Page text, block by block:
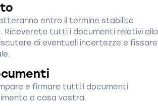
entro il termine stabilito
Riceverete tutti i documenti relativi alla
di eventuali incertezze e fissare
e firmare tutti i documenti
a casa vostra.